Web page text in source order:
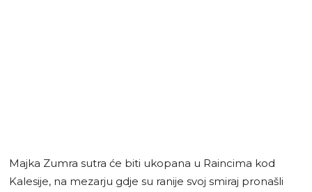
Majka Zumra sutra će biti ukopana u Raincima kod
Kalesije, na mezarju gdje su ranije svoj smiraj pronašli